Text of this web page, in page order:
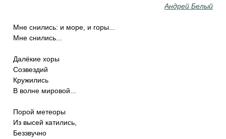
Андрей Белый
Мне снились: и море, и горы...
Мне снились...
Далёкие хоры
Созвездий
Кружились
В волне мировой...
Порой метеоры
Из высей катились,
Беззвучно